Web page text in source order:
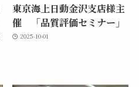
東京海上日動金沢支店様主
催 「品質評価セミナー」
2025-10-01